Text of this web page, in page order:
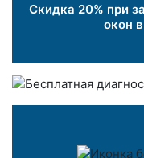
Скидка 20% при
окон